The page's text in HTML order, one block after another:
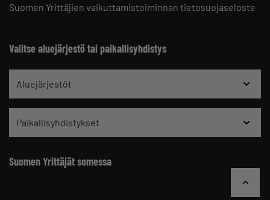
Suomen Yrittäjien vaikuttamistoiminnan tietosuojaseloste
Valitse aluejärjestö tai paikallisyhdistys
Aluejärjestöt
Paikallisyhdistykset
Suomen Yrittäjät somessa